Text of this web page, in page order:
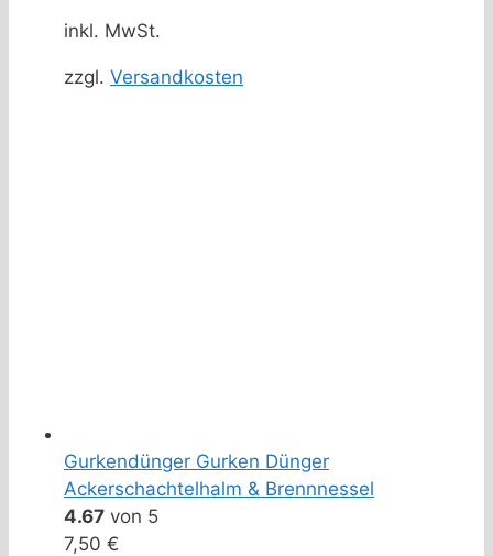
inkl. MwSt.
zzgl. Versandkosten
Gurkendünger Gurken Dünger
Ackerschachtelhalm & Brennnessel
4.67 von 5
7,50 €